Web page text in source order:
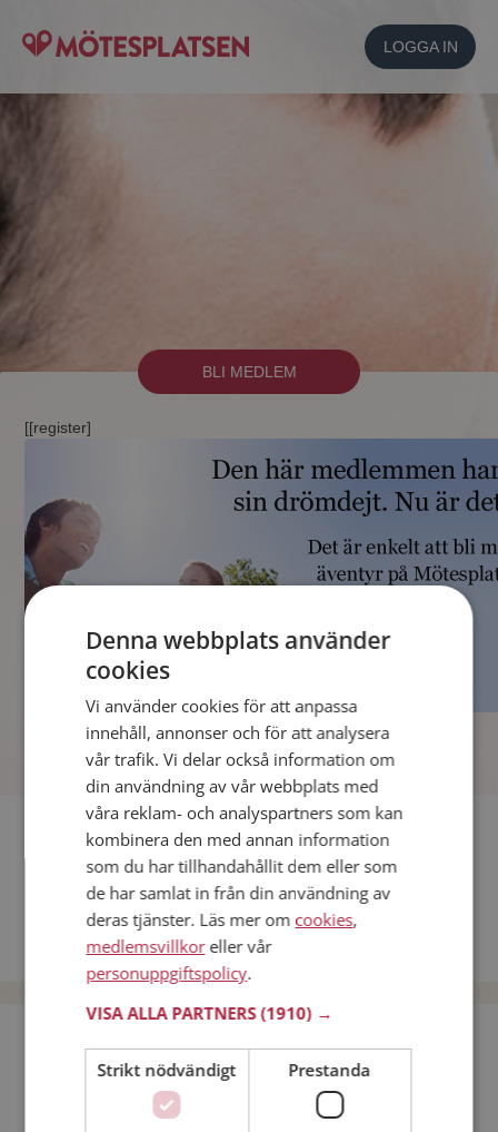
LOGGA IN
BLI MEDLEM
[[register]
Fler singlar
Andra singlar från Stockholm
Dejta män i Sverige
Dejta kvinnor i Sverige
Bli medlem utan kostnad!
Kvinna
Denna webbplats använder
cookies
Vi använder cookies för att anpassa
innehåll, annonser och för att analysera
vår trafik. Vi delar också information om
din användning av vår webbplats med
våra reklam- och analyspartners som kan
kombinera den med annan information
som du har tillhandahållit dem eller som
de har samlat in från din användning av
deras tjänster. Läs mer om cookies,
medlemsvillkoreller vår
personuppgiftspolicy.
VISA ALLA PARTNERS(1910) →
Strikt nödvändigt Prestanda